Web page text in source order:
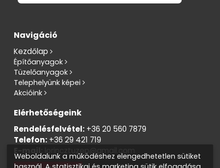
Navigáció
Kezdőlap
Építőanyagok
Tüzelőanyagok
Telephelyünk képei
Akcióink
Elérhetőségeink
Rendelésfelvétel: +36 20 560 7879
Telefon: +36 29 421 719
E-mail: lorincztuzep@gmail.com
Weboldalunk a működéshez elengedhetetlen sütiket